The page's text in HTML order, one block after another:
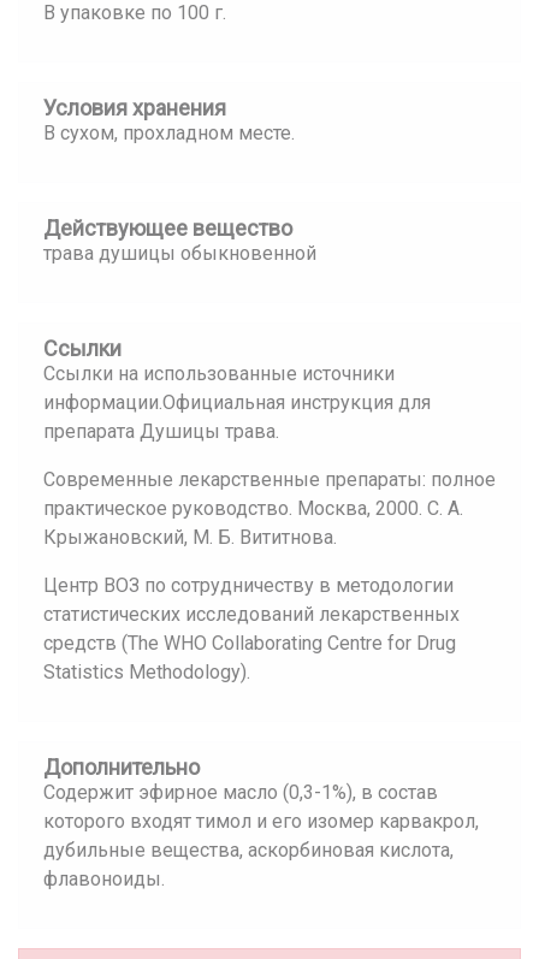
В упаковке по 100 г.
Условия хранения
В сухом, прохладном месте.
Действующее вещество
трава душицы обыкновенной
Ссылки
Ссылки на использованные источники
информации.Официальная инструкция для
препарата Душицы трава.
Современные лекарственные препараты: полное
практическое руководство. Москва, 2000. С. А.
Крыжановский, М. Б. Вититнова.
Центр ВОЗ по сотрудничеству в методологии
статистических исследований лекарственных
средств (The WHO Collaborating Centre for Drug
Statistics Methodology).
Дополнительно
Содержит эфирное масло (0,3-1%), в состав
которого входят тимол и его изомер карвакрол,
дубильные вещества, аскорбиновая кислота,
флавоноиды.